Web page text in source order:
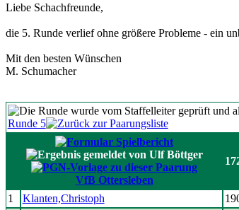
Liebe Schachfreunde,
die 5. Runde verlief ohne größere Probleme - ein
Mit den besten Wünschen
M. Schumacher
Runde 5
VfB Ottersleben
1 Klanten,Christoph